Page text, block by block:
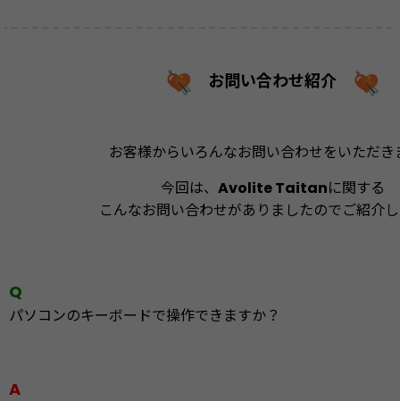
お問い合わせ紹介
お客様からいろんなお問い合わせをいただき
今回は、 Avolite Taitanに関する
こんなお問い合わせがありましたのでご紹介
Q
パソコンのキーボードで操作できますか？
A